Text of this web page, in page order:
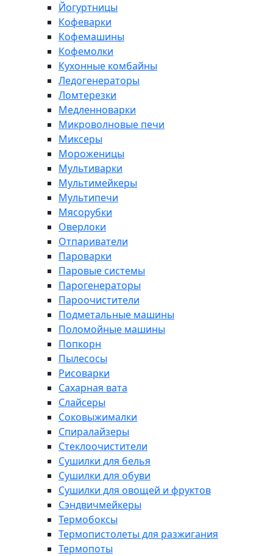
Йогуртницы
Кофеварки
Кофемашины
Кофемолки
Кухонные комбайны
Ледогенераторы
Ломтерезки
Медленноварки
Микроволновые печи
Миксеры
Мороженицы
Мультиварки
Мультимейкеры
Мультипечи
Мясорубки
Оверлоки
Отпариватели
Пароварки
Паровые системы
Парогенераторы
Пароочистители
Подметальные машины
Поломойные машины
Попкорн
Пылесосы
Рисоварки
Сахарная вата
Слайсеры
Соковыжималки
Спиралайзеры
Стеклоочистители
Сушилки для белья
Сушилки для обуви
Сушилки для овощей и фруктов
Сэндвичмейкеры
Термобоксы
Термопистолеты для разжигания
Термопоты